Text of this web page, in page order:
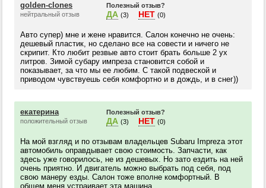
golden-clones
нейтральный отзыв
Полезный отзыв?
ДА (3) НЕТ (0)
Авто супер) мне и жене нравится. Салон конечно не очень:
дешевый пластик, но сделано все на совести и ничего не
скрипит. Кто любит резвые авто стоит брать больше 2 ух
литров. Зимой субару импреза становится собой и
показывает, за что мы ее любим. С такой подвеской и
приводом чувствуешь себя комфортно и в дождь, и в снег))
екатерина
положительный отзыв
Полезный отзыв?
ДА (3) НЕТ (0)
На мой взгляд и по отзывам владельцев Subaru Impreza этот
автомобиль оправдывает свою стоимость. Запчасти, как
здесь уже говорилось, не из дешевых. Но зато ездить на ней
очень приятно. И двигатель можно выбрать под себя, под
свою манеру езды. Салон тоже вполне комфортный. В
общем меня устраивает эта машина